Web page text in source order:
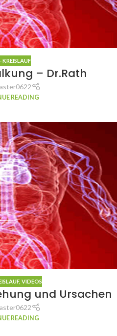
KREISLAUF
– Dr.Rath
READING
, VIDEOS
und Ursachen
READING